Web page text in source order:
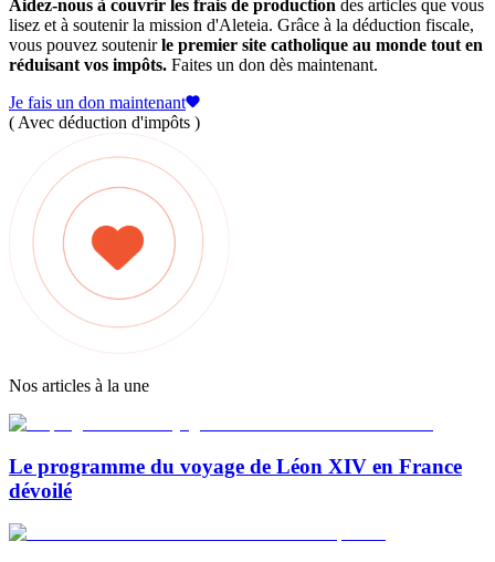
Aidez-nous à couvrir les frais de production des articles que vous
lisez et à soutenir la mission d'Aleteia. Grâce à la déduction fiscale,
vous pouvez soutenirle premier site catholique au monde tout en
réduisant vos impôts. Faites un don dès maintenant.
Je fais un don maintenant
( Avec déduction d'impôts )
Nos articles à la une
Le programme du voyage de Léon XIV en France
dévoilé